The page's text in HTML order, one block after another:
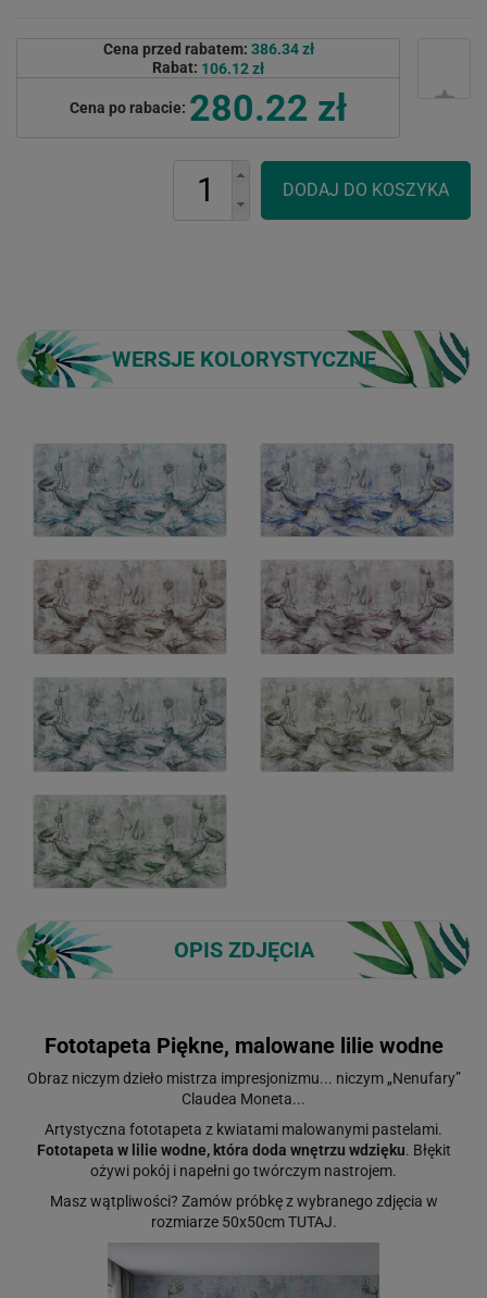
Cena przed rabatem: 386.34 zł
Rabat: 106.12 zł
Cena po rabacie: 280.22 zł
WERSJE KOLORYSTYCZNE
OPIS ZDJĘCIA
Fototapeta Piękne, malowane lilie wodne
Obraz niczym dzieło mistrza impresjonizmu... niczym „Nenufary”
Claudea Moneta...
Artystyczna fototapeta z kwiatami malowanymi pastelami.
Fototapeta w lilie wodne, która doda wnętrzu wdzięku. Błękit
ożywi pokój i napełni go twórczym nastrojem.
Masz wątpliwości? Zamów próbkę z wybranego zdjęcia w
rozmiarze 50x50cmTUTAJ.